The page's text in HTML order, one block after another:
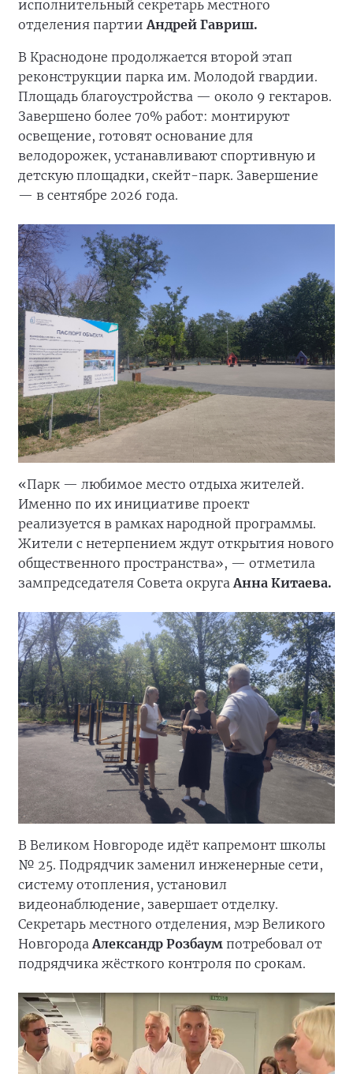
исполнительный секретарь местного
отделения партииАндрей Гавриш.
В Краснодоне продолжается второй этап
реконструкции парка им. Молодой гвардии.
Площадь благоустройства — около 9 гектаров.
Завершено более 70% работ: монтируют
освещение, готовят основание для
велодорожек, устанавливают спортивную и
детскую площадки, скейт-парк. Завершение
— в сентябре 2026 года.
«Парк — любимое место отдыха жителей.
Именно по их инициативе проект
реализуется в рамках народной программы.
Жители с нетерпением ждут открытия нового
общественного пространства», — отметила
зампредседателя Совета округа Анна Китаева.
В Великом Новгороде идёт капремонт школы
№ 25. Подрядчик заменил инженерные сети,
систему отопления, установил
видеонаблюдение, завершает отделку.
Секретарь местного отделения, мэр Великого
Новгорода Александр Розбаум потребовал от
подрядчика жёсткого контроля по срокам.